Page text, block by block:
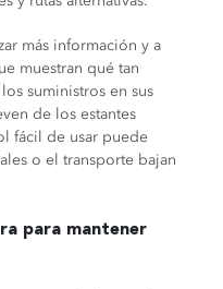
más información y a
muestran qué tan
suministros en sus
de los estantes
fácil de usar puede
o el transporte bajan
para mantener